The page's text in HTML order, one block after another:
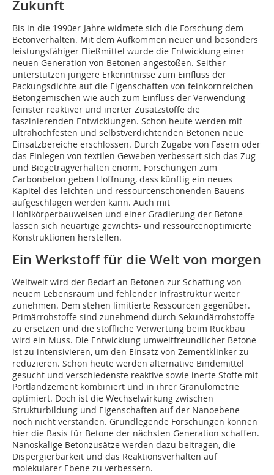
Zukunft
Bis in die 1990er-Jahre widmete sich die Forschung dem
Betonverhalten. Mit dem Aufkommen neuer und besonders
leistungsfähiger Fließmittel wurde die Entwicklung einer
neuen Generation von Betonen angestoßen. Seither
unterstützen jüngere Erkenntnisse zum Einfluss der
Packungsdichte auf die Eigenschaften von feinkornreichen
Betongemischen wie auch zum Einfluss der Verwendung
feinster reaktiver und inerter Zusatzstoffe die
faszinierenden Entwicklungen. Schon heute werden mit
ultrahochfesten und selbstverdichtenden Betonen neue
Einsatzbereiche erschlossen. Durch Zugabe von Fasern oder
das Einlegen von textilen Geweben verbessert sich das Zug-
und Biegetragverhalten enorm. Forschungen zum
Carbonbeton geben Hoffnung, dass künftig ein neues
Kapitel des leichten und ressourcenschonenden Bauens
aufgeschlagen werden kann. Auch mit
Hohlkörperbauweisen und einer Gradierung der Betone
lassen sich neuartige gewichts- und ressourcenoptimierte
Konstruktionen herstellen.
Ein Werkstoff für die Welt von morgen
Weltweit wird der Bedarf an Betonen zur Schaffung von
neuem Lebensraum und fehlender Infrastruktur weiter
zunehmen. Dem stehen limitierte Ressourcen gegenüber.
Primärrohstoffe sind zunehmend durch Sekundärrohstoffe
zu ersetzen und die stoffliche Verwertung beim Rückbau
wird ein Muss. Die Entwicklung umweltfreundlicher Betone
ist zu intensivieren, um den Einsatz von Zementklinker zu
reduzieren. Schon heute werden alternative Bindemittel
gesucht und verschiedenste reaktive sowie inerte Stoffe mit
Portlandzement kombiniert und in ihrer Granulometrie
optimiert. Doch ist die Wechselwirkung zwischen
Strukturbildung und Eigenschaften auf der Nanoebene
noch nicht verstanden. Grundlegende Forschungen können
hier die Basis für Betone der nächsten Generation schaffen.
Nanoskalige Betonzusätze werden dazu beitragen, die
Dispergierbarkeit und das Reaktionsverhalten auf
molekularer Ebene zu verbessern.